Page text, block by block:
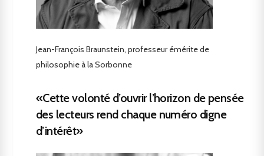
Jean-François Braunstein, professeur émérite de
philosophie à la Sorbonne
«Cette volonté d’ouvrir l’horizon de pensée
des lecteurs rend chaque numéro digne
d’intérêt»